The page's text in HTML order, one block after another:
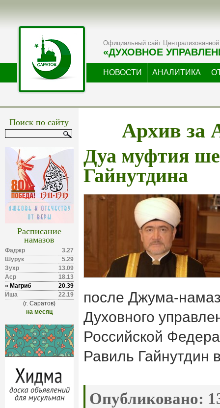
Официальный сайт Централизованной
«ДУХОВНОЕ
НОВОСТИ АНАЛИТИКА
Поиск по сайту
Расписание
намазов
Фаджр
3.27
Шурук
5.29
Зухр
13.09
Аср
18.13
» Магриб
20.39
Иша
22.19
(г. Саратов)
на месяц
Архив за
Дуа муфтия
Гайнутдина
после Джума-
Духовного
Российской
Равиль Гайнутдин
Опубликовано: